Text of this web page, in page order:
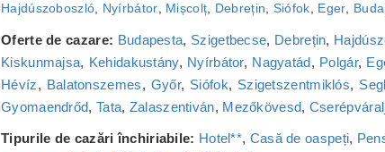
Hajdúszoboszló, Nyírbátor, Mișcolț, Debrețin, Siófok, Eger,
Oferte de cazare: Budapesta, Szigetbecse, Debrețin,
Kiskunmajsa, Kehidakustány, Nyírbátor, Nagyatád, Polgár,
Hévíz, Balatonszemes, Győr, Siófok, Szigetszentmiklós,
Gyomaendrőd, Tata, Zalaszentiván, Mezőkövesd,
Tipurile de cazări închiriabile: Hotel**, Casă de oaspeți,